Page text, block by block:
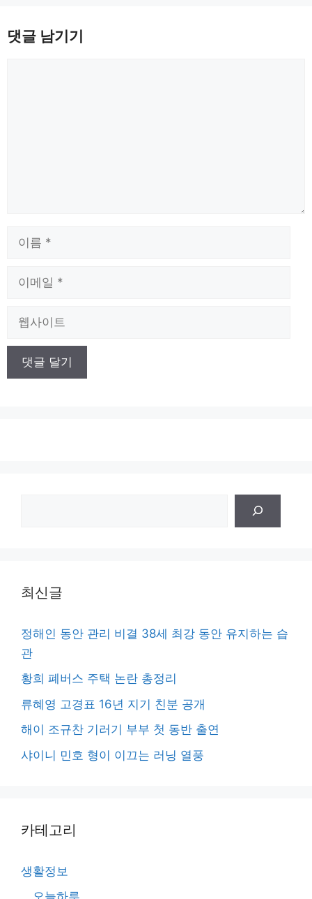
댓글 남기기
최신글
정해인 동안 관리 비결 38세 최강 동안 유지하는 습
관
황희 폐버스 주택 논란 총정리
류혜영 고경표 16년 지기 친분 공개
해이 조규찬 기러기 부부 첫 동반 출연
샤이니 민호 형이 이끄는 러닝 열풍
카테고리
생활정보
오늘하루